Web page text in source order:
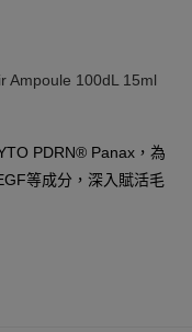
Ampoule 100dL 15ml
PDRN® Panax，為
等成分，深入賦活毛